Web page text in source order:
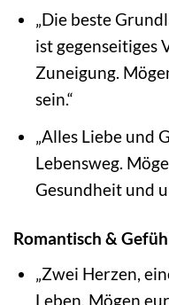
„Die beste
ist gegenseitiges
Zuneigung.
sein.“
„Alles Liebe und
Lebensweg.
Gesundheit und
Romantisch &
„Zwei Herzen,
Leben. Mögen